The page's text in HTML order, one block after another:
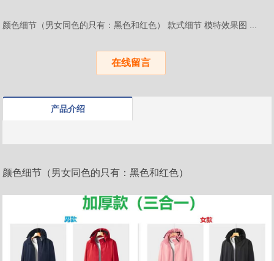
颜色细节（男女同色的只有：黑色和红色） 款式细节 模特效果图 ...
在线留言
产品介绍
颜色细节（男女同色的只有：黑色和红色）